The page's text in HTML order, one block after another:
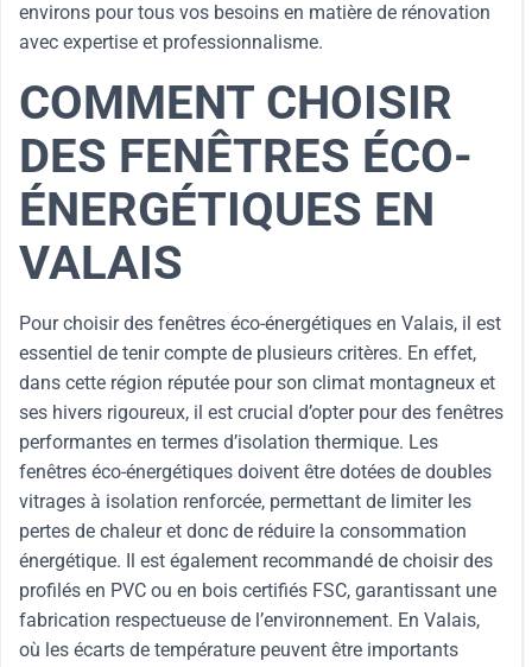
environs pour tous vos besoins en matière de rénovation
avec expertise et professionnalisme.
COMMENT CHOISIR
DES FENÊTRES ÉCO-
ÉNERGÉTIQUES EN
VALAIS
Pour choisir des fenêtres éco-énergétiques en Valais, il est
essentiel de tenir compte de plusieurs critères. En effet,
dans cette région réputée pour son climat montagneux et
ses hivers rigoureux, il est crucial d’opter pour des fenêtres
performantes en termes d’isolation thermique. Les
fenêtres éco-énergétiques doivent être dotées de doubles
vitrages à isolation renforcée, permettant de limiter les
pertes de chaleur et donc de réduire la consommation
énergétique. Il est également recommandé de choisir des
profilés en PVC ou en bois certifiés FSC, garantissant une
fabrication respectueuse de l’environnement. En Valais,
où les écarts de température peuvent être importants